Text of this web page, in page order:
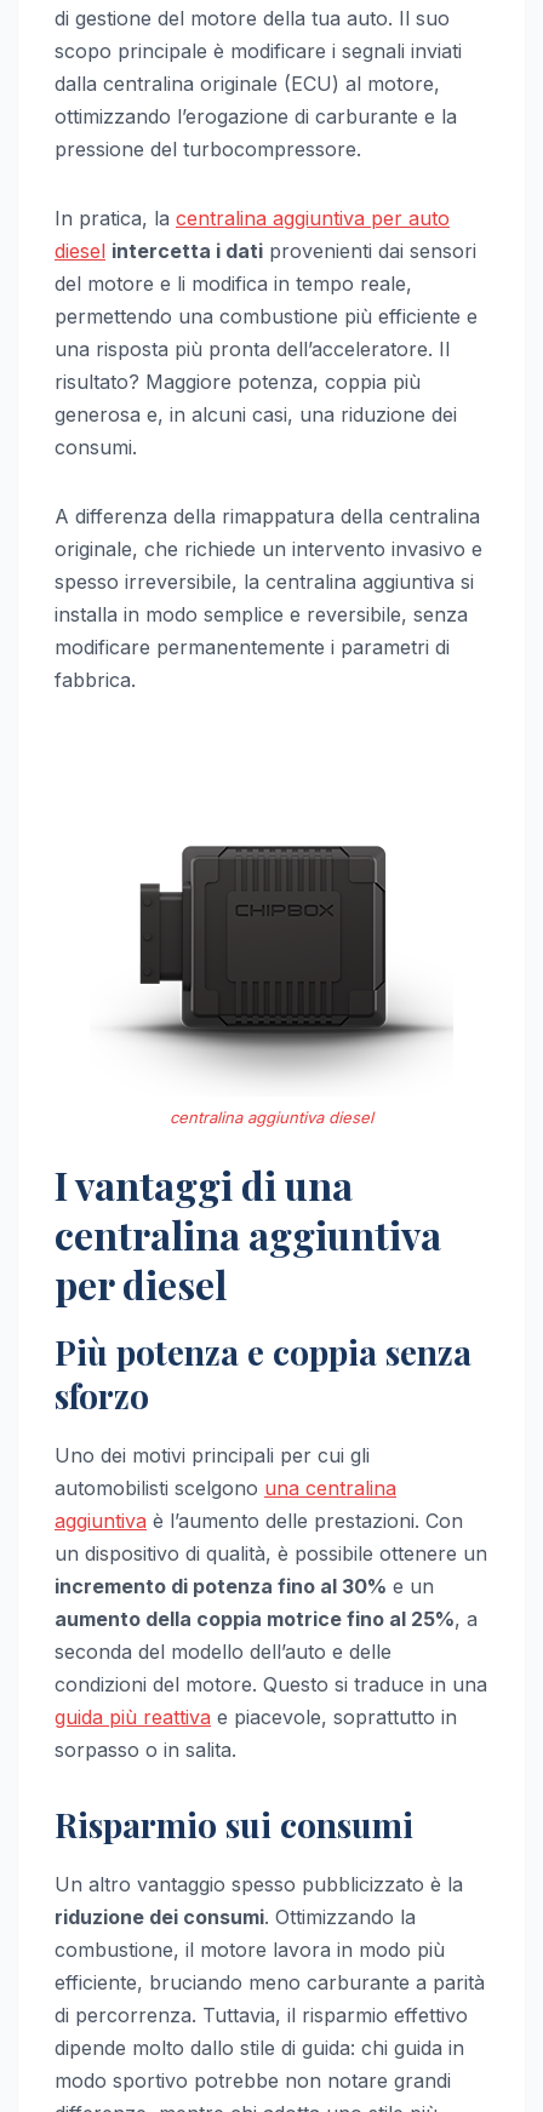
di gestione del motore della tua auto. Il suo
scopo principale è modificare i segnali inviati
dalla centralina originale (ECU) al motore,
ottimizzando l’erogazione di carburante e la
pressione del turbocompressore.
In pratica, la centralina aggiuntiva per auto
diesel intercetta i dati provenienti dai sensori
del motore e li modifica in tempo reale,
permettendo una combustione più efficiente e
una risposta più pronta dell’acceleratore. Il
risultato? Maggiore potenza, coppia più
generosa e, in alcuni casi, una riduzione dei
consumi.
A differenza della rimappatura della centralina
originale, che richiede un intervento invasivo e
spesso irreversibile, la centralina aggiuntiva si
installa in modo semplice e reversibile, senza
modificare permanentemente i parametri di
fabbrica.
centralina aggiuntiva diesel
I vantaggi di una
centralina aggiuntiva
per diesel
Più potenza e coppia senza
sforzo
Uno dei motivi principali per cui gli
automobilisti scelgono una centralina
aggiuntiva è l’aumento delle prestazioni. Con
un dispositivo di qualità, è possibile ottenere un
incremento di potenza fino al 30% e un
aumento della coppia motrice fino al 25%, a
seconda del modello dell’auto e delle
condizioni del motore. Questo si traduce in una
guida più reattiva e piacevole, soprattutto in
sorpasso o in salita.
Risparmio sui consumi
Un altro vantaggio spesso pubblicizzato è la
riduzione dei consumi. Ottimizzando la
combustione, il motore lavora in modo più
efficiente, bruciando meno carburante a parità
di percorrenza. Tuttavia, il risparmio effettivo
dipende molto dallo stile di guida: chi guida in
modo sportivo potrebbe non notare grandi